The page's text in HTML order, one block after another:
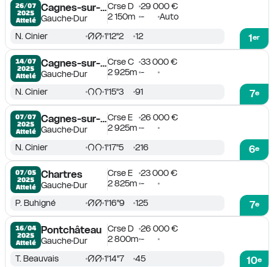
26/07
2025
Attelé
Cagnes-sur-Mer
GaucheDur
Crse D
29 000 €
2 150m - Auto
1er
N. Cinier 1'12''2 12
14/07
2025
Attelé
Cagnes-sur-Mer
GaucheDur
Crse C
33 000 €
2 925m -
7e
N. Cinier 1'15''3 91
07/07
2025
Attelé
Cagnes-sur-Mer
GaucheDur
Crse E
26 000 €
2 925m -
6e
N. Cinier 1'17''5 216
07/05
2025
Attelé
Chartres
GaucheDur
Crse E
23 000 €
2 825m -
7e
P. Buhigné 1'16''9 125
16/04
2025
Attelé
Pontchâteau
GaucheDur
Crse D
26 000 €
2 800m -
10e
T. Beauvais 1'14''7 45